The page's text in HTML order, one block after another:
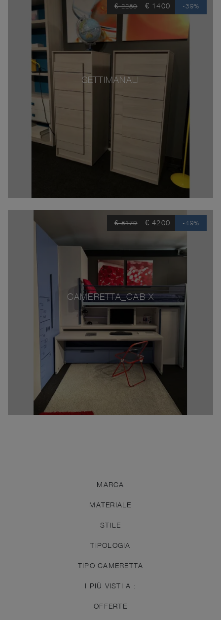
MARCA
MATERIALE
STILE
TIPOLOGIA
TIPO CAMERETTA
I PIÙ VISTI A :
OFFERTE
€ 2280 € 1400 -39%
SETTIMANALI
€ 8179 € 4200 -49%
CAMERETTA_CAB X